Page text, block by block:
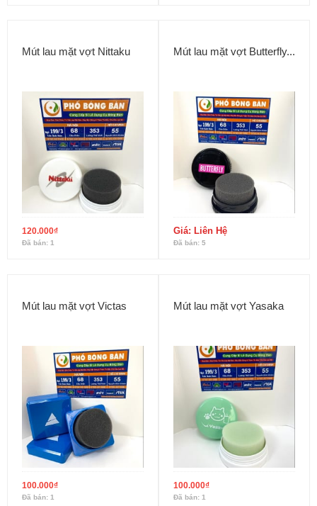
Mút lau mặt vợt Nittaku
120.000₫
Đã bán: 1
Mút lau mặt vợt Butterfly...
Giá: Liên Hệ
Đã bán: 5
Mút lau mặt vợt Victas
100.000₫
Đã bán: 1
Mút lau mặt vợt Yasaka
100.000₫
Đã bán: 1